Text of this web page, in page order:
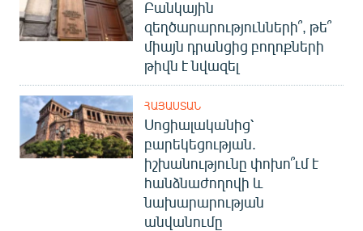
Բանկային
զեղծարարությունների՞, թե՞
միայն դրանցից բողոքների
թիվն է նվազել
ՀԱՅԱՍՏԱՆ
Սոցիալականից՝
բարեկեցության.
իշխանությունը փոխո՞ւմ է
հանձնաժողովի և
նախարարության
անվանումը